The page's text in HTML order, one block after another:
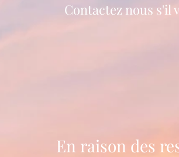
Contactez nous s'il
En raison des